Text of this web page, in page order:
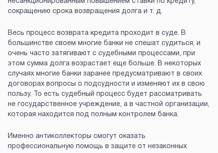
несанкционированным повышением ставки по кредиту,
сокращению срока возвращения долга и т. д.
Весь процесс возврата кредита проходит в суде. В
большинстве своем многие банки не спешат судиться, и
очень часто затягивают с судебными процессами, при
этом сумма долга возрастает еще больше. В некоторых
случаях многие банки заранее предусматривают в своих
договорах вопросы о подсудности и изменяют их в свою
пользу. То есть судебный процесс будет рассматривать
не государственное учреждение, а в частной организации,
которая находится под полным контролем банка.
Именно антиколлекторы смогут оказать
профессиональную помощь в защите от незаконных